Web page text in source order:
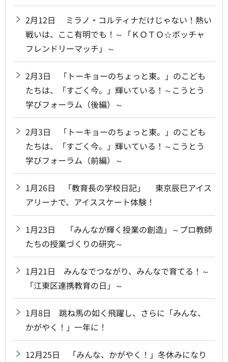
2月12日 ミラノ・コルティナだけじゃない！熱い
戦いは、ここ有明でも！～「ＫＯＴＯ☆ボッチャ
フレンドリーマッチ」～
2月3日 「トーキョーのちょっと東。」のこども
たちは、「すごく今。」輝いている！～こうとう
学びフォーラム（後編）～
2月3日 「トーキョーのちょっと東。」のこども
たちは、「すごく今。」輝いている！～こうとう
学びフォーラム（前編）～
1月26日 「教育長の学校日記」 東京辰巳アイス
アリーナで、アイススケート体験！
1月23日 「みんなが輝く授業の創造」～プロ教師
たちの授業づくりの研究～
1月21日 みんなでつながり、みんなで育てる！～
「江東区連携教育の日」～
1月8日 跳ね馬の如く飛躍し、さらに「みんな、
かがやく！」一年に！
12月25日 「みんな、かがやく！」冬休みになり